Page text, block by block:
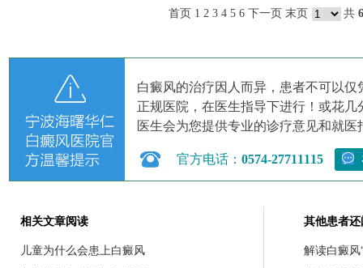
首页 1 2 3 4 5 6 下一页 末页 共
白癜风的治疗因人而异，患者不可以
正规医院，在医生指导下进行！或花
医生会为您提供专业的诊疗意见和就医
官方电话： 0574-27711115
相关文章阅读
儿童为什么会患上白癜风
其他患者
解读白癜风